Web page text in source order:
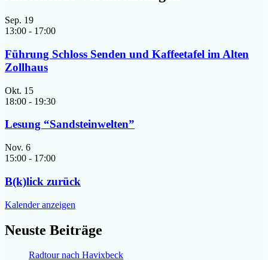
Sep. 19
13:00 - 17:00
Führung Schloss Senden und Kaffeetafel im Alten
Zollhaus
Okt. 15
18:00 - 19:30
Lesung “Sandsteinwelten”
Nov. 6
15:00 - 17:00
B(k)lick zurück
Kalender anzeigen
Neuste Beiträge
Radtour nach Havixbeck